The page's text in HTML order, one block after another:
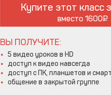
Купите этот класс
вместо 1600
ВЫ ПОЛУЧИТЕ:
5 видео уроков в HD
доступ к видео навсегда
доступ с ПК, планшетов и
общение в закрытой группе